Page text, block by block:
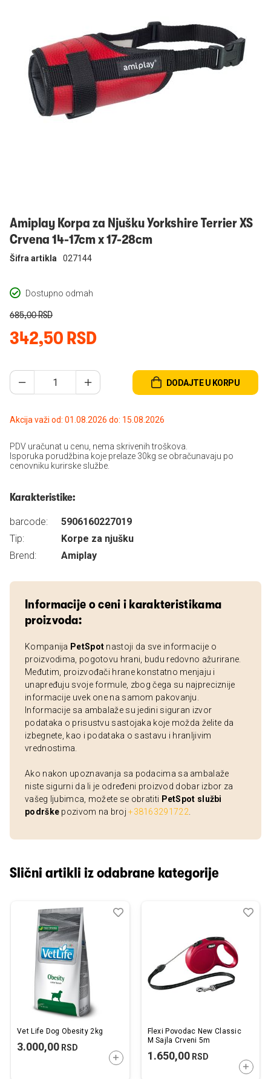
Amiplay Korpa za Njušku Yorkshire Terrier XS
Crvena 14-17cm x 17-28cm
Dostupno odmah
Šifra artikla 027144
342,50 RSD
685,00 RSD
DODAJTE U KORPU
Akcija važi od: 01.08.2026 do: 15.08.2026
PDV uračunat u cenu, nema skrivenih troškova.
Isporuka porudžbina koje prelaze 30kg se obračunavaju po
cenovniku kurirske službe.
Karakteristike:
barcode:
5906160227019
Tip:
Korpe za njušku
Brend:
Amiplay
Informacije o ceni i karakteristikama
proizvoda:
Kompanija PetSpot nastoji da sve informacije o
proizvodima, pogotovu hrani, budu redovno ažurirane.
Međutim, proizvođači hrane konstatno menjaju i
unapređuju svoje formule, zbog čega su najpreciznije
informacije uvek one na samom pakovanju.
Informacije sa ambalaže su jedini siguran izvor
podataka o prisustvu sastojaka koje možda želite da
izbegnete, kao i podataka o sastavu i hranljivim
vrednostima.
Ako nakon upoznavanja sa podacima sa ambalaže
niste sigurni da li je određeni proizvod dobar izbor za
vašeg ljubimca, možete se obratiti PetSpot službi
podrške pozivom na broj+38163291722
Slični artikli iz odabrane kategorije
Vet Life Dog Obesity 2kg
3.000,00 RSD
DODAJTE U KORPU
Dodaj
Uporedi
Flexi Povodac New Classic
M Sajla Crveni 5m
1.650,00RSD